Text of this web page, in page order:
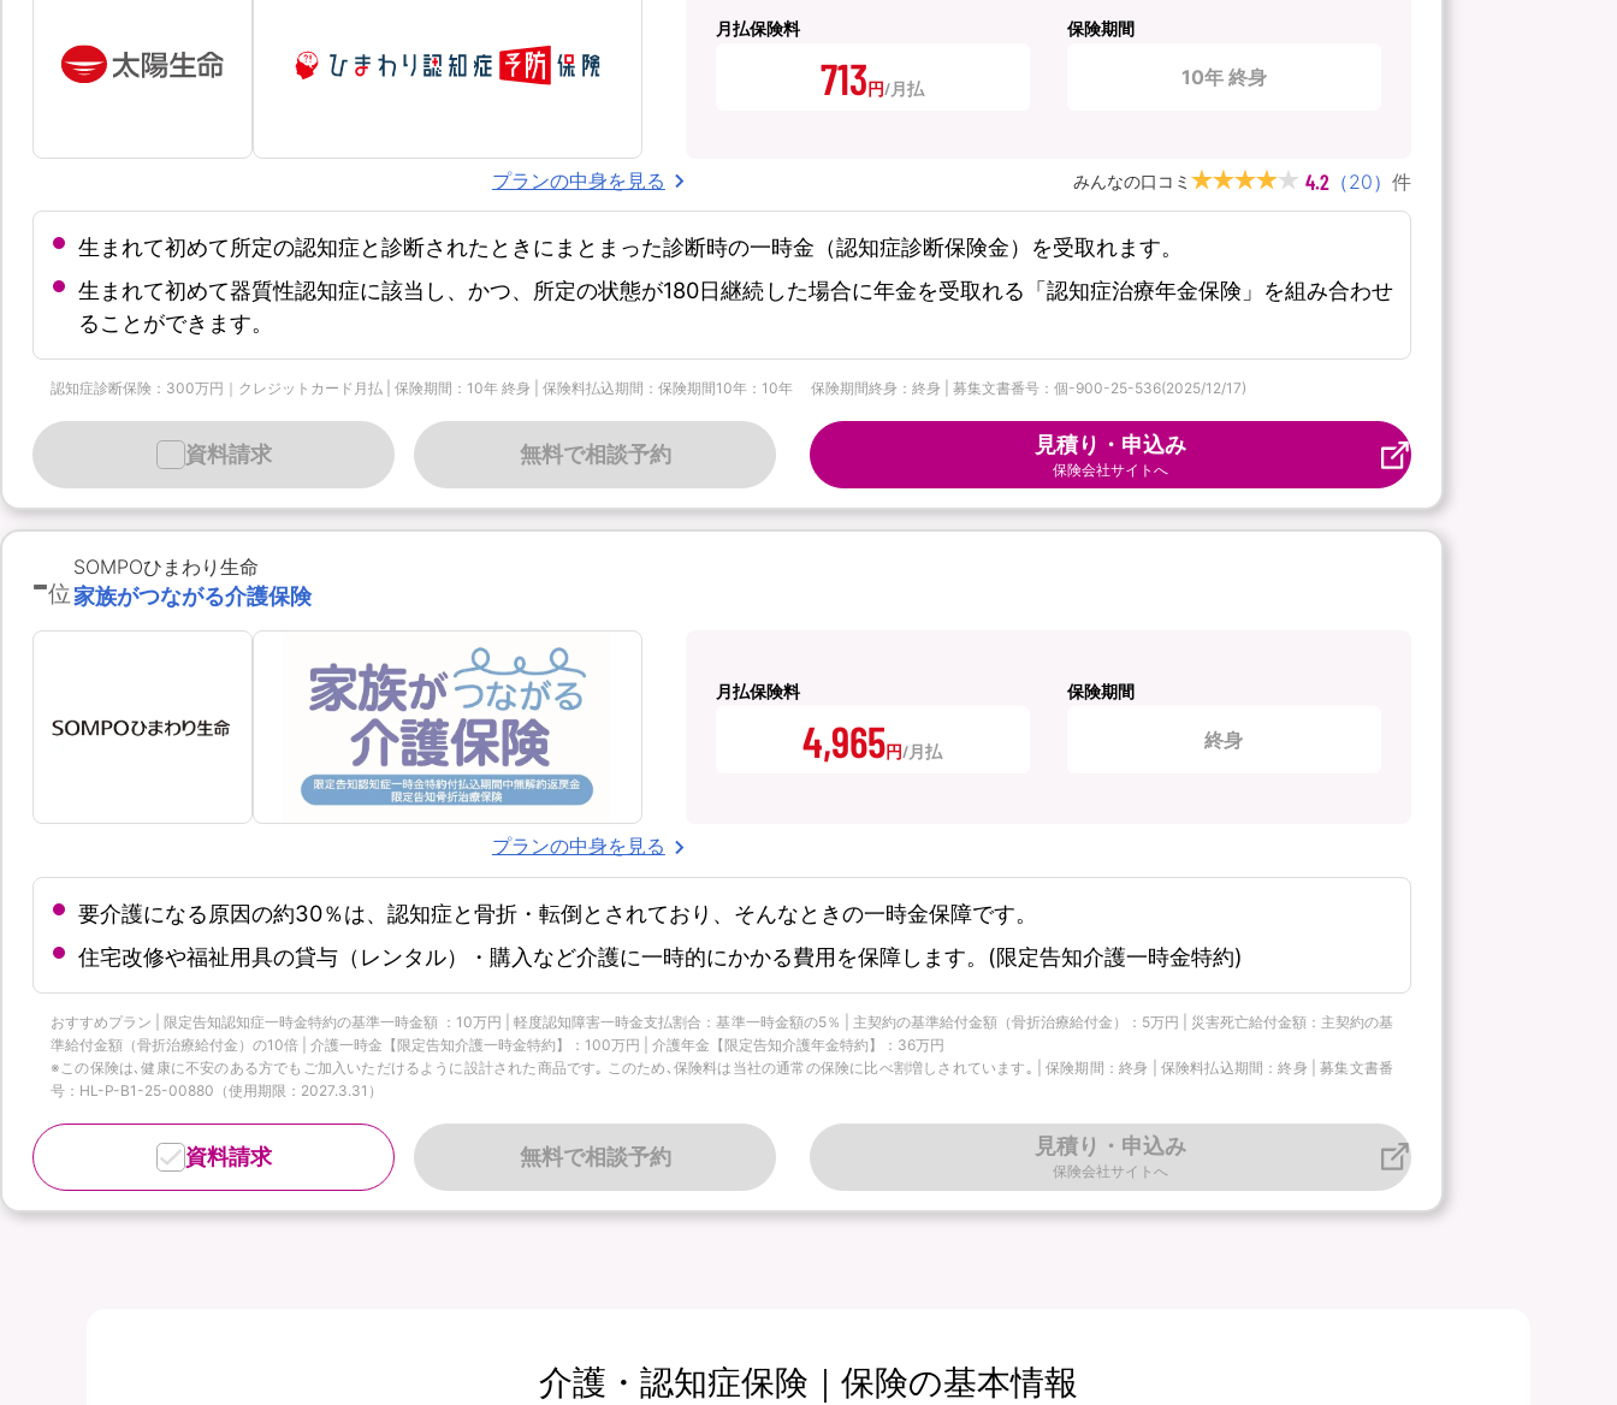
月払保険料
713円
保険期間
10年 終身
プランの中身を見る みんなの口コミ 4.2 （20） 件
生まれて初めて所定の認知症と診断されたときにまとまった診断時の一時金（認知症診断保険金）を受取れます。
生まれて初めて器質性認知症に該当し、かつ、所定の状態が180日継続した場合に年金を受取れる「認知症治療年金保険」を組み合わせ
ることができます。
認知症診断保険：300万円｜クレジットカード月払 | 保険期間：10年 終身 | 保険料払込期間：保険期間10年：10年 保険期間終身：終身 | 募集文書番号：個-900-25-536(2025/12/17)
無料で相談予約
資料請求 見積り・申込み
保険会社サイトへ
-位
SOMPOひまわり生命
家族がつながる介護保険
月払保険料
4,965円
保険期間
終身
プランの中身を見る
要介護になる原因の約30％は、認知症と骨折・転倒とされており、そんなときの一時金保障です。
住宅改修や福祉用具の貸与（レンタル）・購入など介護に一時的にかかる費用を保障します。(限定告知介護一時金特約)
おすすめプラン | 限定告知認知症一時金特約の基準一時金額 ：10万円 | 軽度認知障害一時金支払割合：基準一時金額の5％ | 主契約の基準給付金額（骨折治療給付金）：5万円 | 災害死亡給付金額：主契約の基
準給付金額（骨折治療給付金）の10倍 | 介護一時金【限定告知介護一時金特約】：100万円 | 介護年金【限定告知介護年金特約】：36万円
※この保険は､健康に不安のある方でもご加入いただけるように設計された商品です｡ このため､保険料は当社の通常の保険に比べ割増しされています｡ | 保険期間：終身 | 保険料払込期間：終身 | 募集文書番
号：HL-P-B1-25-00880（使用期限：2027.3.31）
無料で相談予約
資料請求 見積り・申込み
保険会社サイトへ
介護・認知症保険｜保険の基本情報